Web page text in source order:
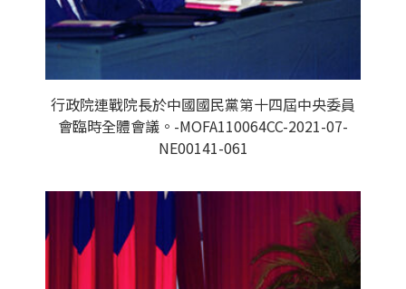
行政院連戰院長於中國國民黨第十四屆中央委員
會臨時全體會議。-MOFA110064CC-2021-07-
NE00141-061